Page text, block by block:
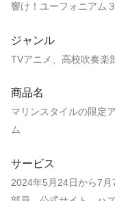
響け！ユーフォニアム３
ジャンル
TVアニメ、高校吹奏楽
商品名
マリンスタイルの限定
ム
サービス
2024年5月24日から7